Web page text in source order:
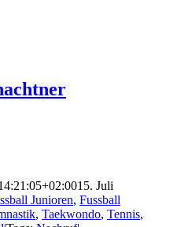
15. Juli
Junioren, Fussball
, Taekwondo, Tennis,